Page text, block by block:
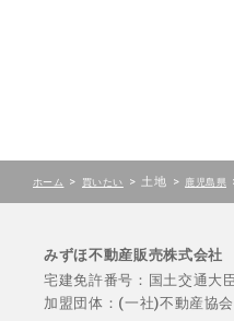
ホーム > 買いたい > 土地 > 鹿児島県
みずほ不動産販売株式会社
宅建免許番号：国土交通大
加盟団体：(一社)不動産